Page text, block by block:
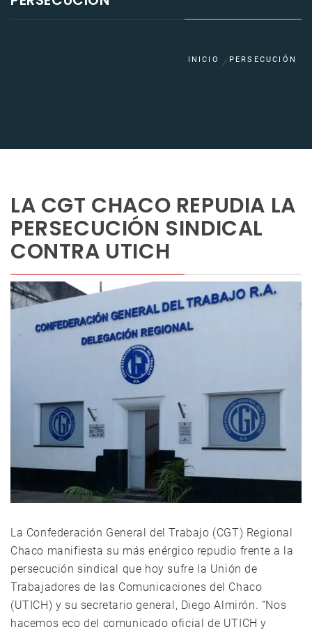
INICIO PERSECUCIÓN
LA CGT CHACO REPUDIA LA
PERSECUCIÓN SINDICAL
CONTRA UTICH
La Confederación General del Trabajo (CGT) Regional
Chaco manifiesta su más enérgico repudio frente a la
persecución sindical que hoy sufre la Unión de
Trabajadores de las Comunicaciones del Chaco
(UTICH) y su secretario general, Diego Almirón. “Nos
hacemos eco del comunicado oficial de UTICH y